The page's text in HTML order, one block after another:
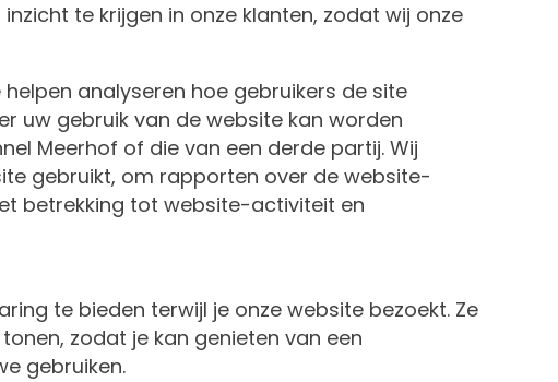
te krijgen in onze klanten, zodat wij onze
analyseren hoe gebruikers de site
uw gebruik van de website kan worden
Meerhof of die van een derde partij. Wij
gebruikt, om rapporten over de website-
betrekking tot website-activiteit en
te bieden terwijl je onze website bezoekt. Ze
zodat je kan genieten van een
gebruiken.